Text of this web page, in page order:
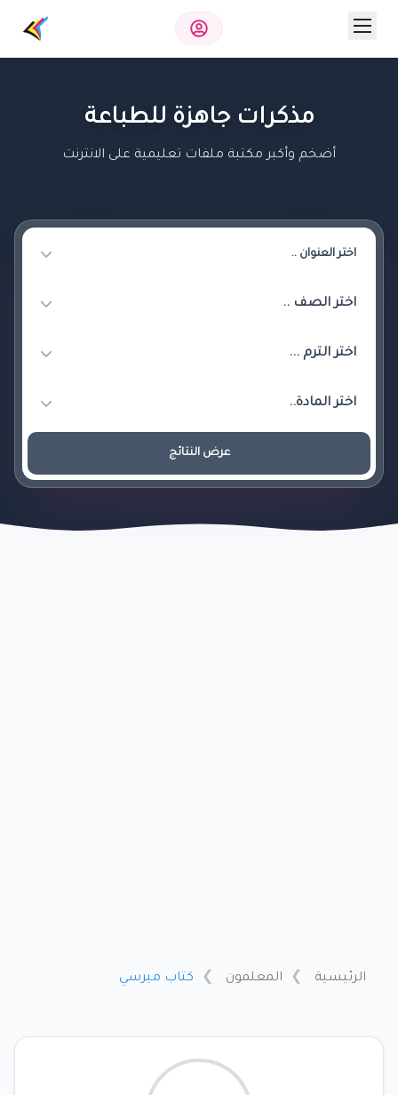
مذكرات جاهزة للطباعة
أضخم وأكبر مكتبة ملفات تعليمية على الانترنت
عرض النتائج
الرئيسية المعلمون كتاب ميرسي